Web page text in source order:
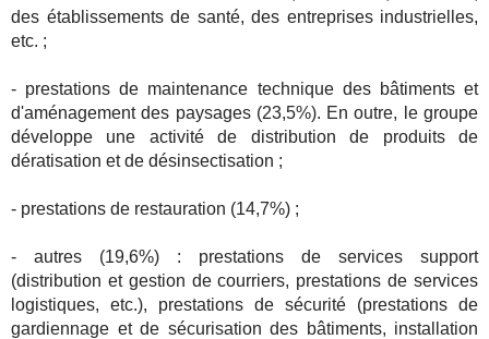
des établissements de santé, des entreprises industrielles,
etc. ;
- prestations de maintenance technique des bâtiments et
d'aménagement des paysages (23,5%). En outre, le groupe
développe une activité de distribution de produits de
dératisation et de désinsectisation ;
- prestations de restauration (14,7%) ;
- autres (19,6%) : prestations de services support
(distribution et gestion de courriers, prestations de services
logistiques, etc.), prestations de sécurité (prestations de
gardiennage et de sécurisation des bâtiments, installation